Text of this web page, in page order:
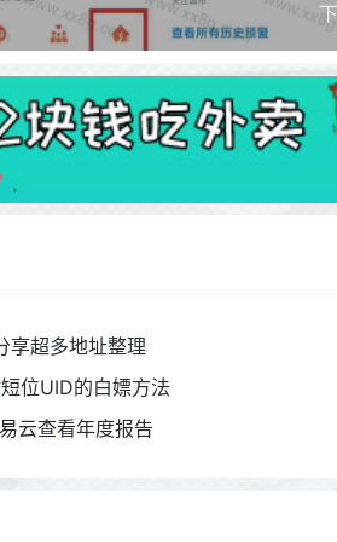
享超多地址整理
位UID的白嫖方法
云查看年度报告